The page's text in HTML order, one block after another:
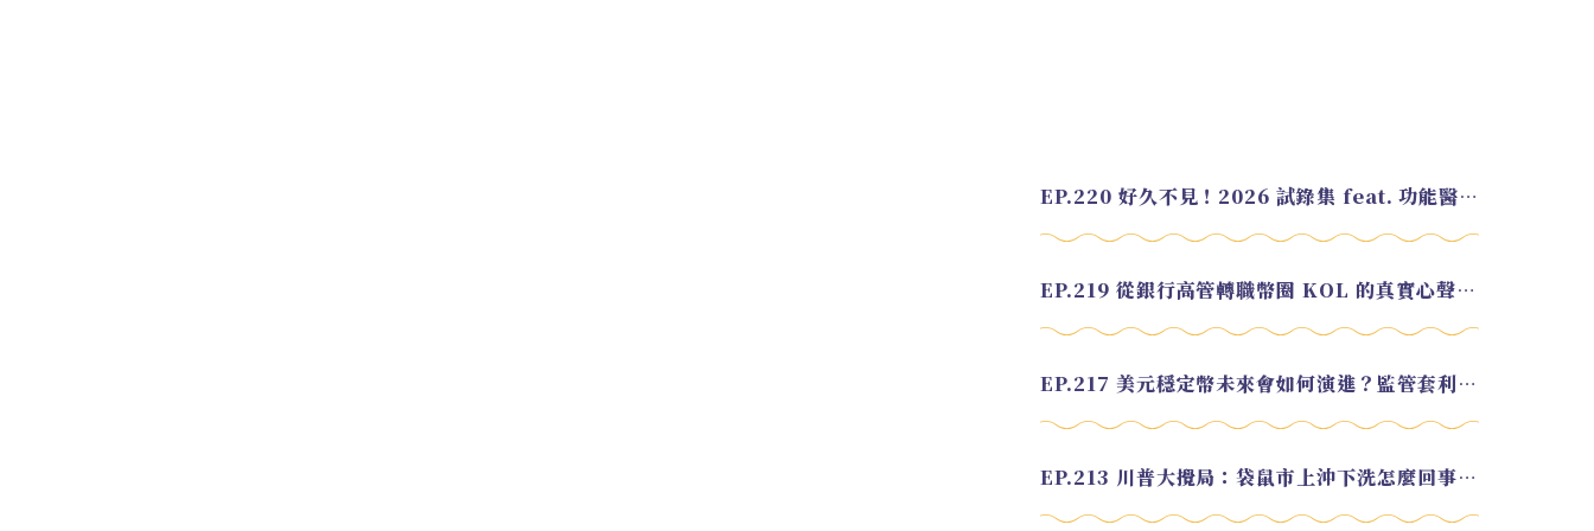
EP.220 好久不見！2026 試錄集 feat. 功能醫學營養師 美寶
EP.219 從銀行高管轉職幣圈 KOL 的真實心聲 feat.龜大
EP.217 美元穩定幣未來會如何演進？監管套利終將收斂？feat. 研究員 余哲安
EP.213 川普大攪局：袋鼠市上沖下洗怎麼回事？feat. Alvin